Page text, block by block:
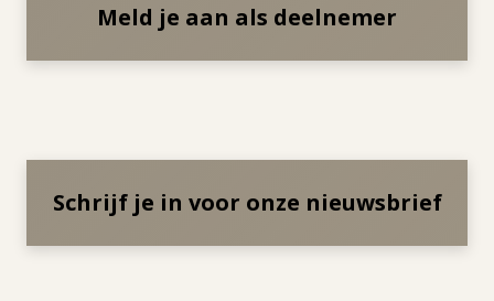
Meld je aan als deelnemer
Schrijf je in voor onze nieuwsbrief